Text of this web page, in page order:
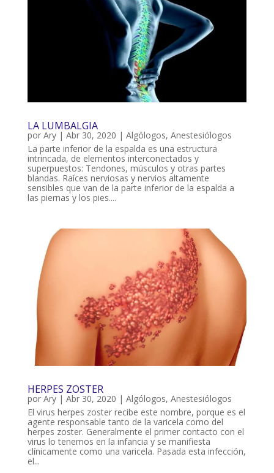
LA LUMBALGIA
por Ary| Abr 30, 2020 | Algólogos, Anestesiólogos
La parte inferior de la espalda es una estructura
intrincada, de elementos interconectados y
superpuestos: Tendones, músculos y otras partes
blandas. Raíces nerviosas y nervios altamente
sensibles que van de la parte inferior de la espalda a
las piernas y los pies....
HERPES ZOSTER
por Ary| Abr 30, 2020 | Algólogos, Anestesiólogos
El virus herpes zoster recibe este nombre, porque es el
agente responsable tanto de la varicela como del
herpes zoster. Generalmente el primer contacto con el
virus lo tenemos en la infancia y se manifiesta
clínicamente como una varicela. Pasada esta infección,
el...